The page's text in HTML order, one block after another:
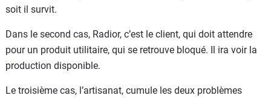
soit il survit.
Dans le second cas, Radior, c’est le client, qui doit attendre
pour un produit utilitaire, qui se retrouve bloqué. Il ira voir la
production disponible.
Le troisième cas, l’artisanat, cumule les deux problèmes